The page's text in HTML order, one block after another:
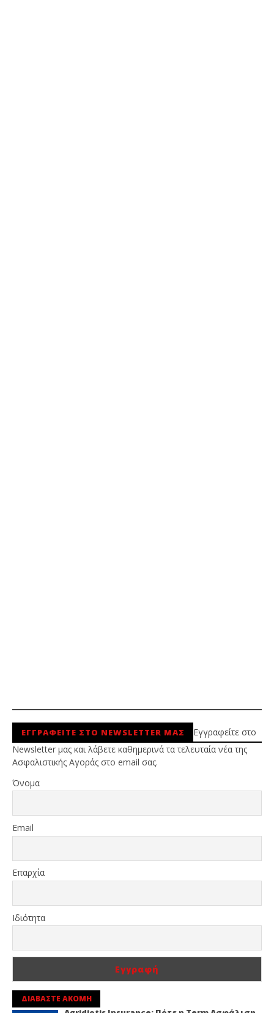
ΕΓΓΡΑΦΕΙΤΕ ΣΤΟ NEWSLETTER ΜΑΣ
Εγγραφείτε στο
Newsletter μας και λάβετε καθημερινά τα τελευταία νέα της
Ασφαλιστικής Αγοράς στο email σας.
Όνομα
Email
Επαρχία
Ιδιότητα
ΔΙΑΒΑΣΤΕ ΑΚΟΜΗ